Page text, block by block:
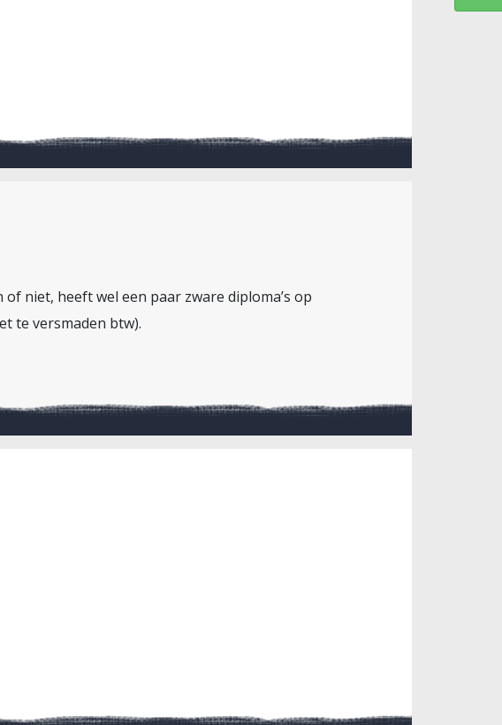
niet, heeft wel een paar zware diploma’s op
te versmaden btw).